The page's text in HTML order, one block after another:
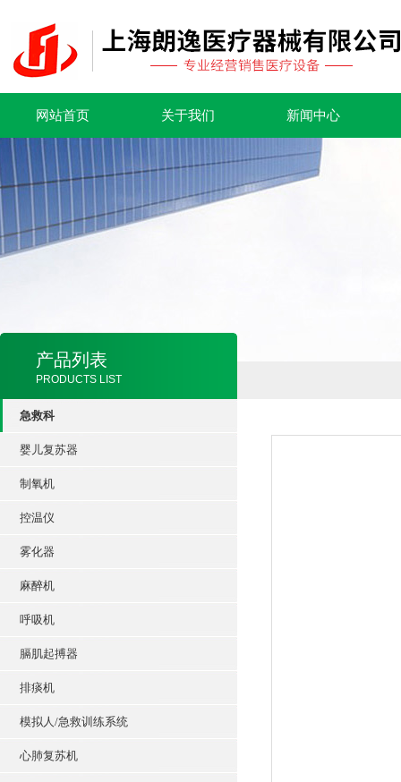
网站首页 关于我们 新闻中心
产品列表
PRODUCTS LIST
急救科
婴儿复苏器
制氧机
控温仪
雾化器
麻醉机
呼吸机
膈肌起搏器
排痰机
模拟人/急救训练系统
心肺复苏机